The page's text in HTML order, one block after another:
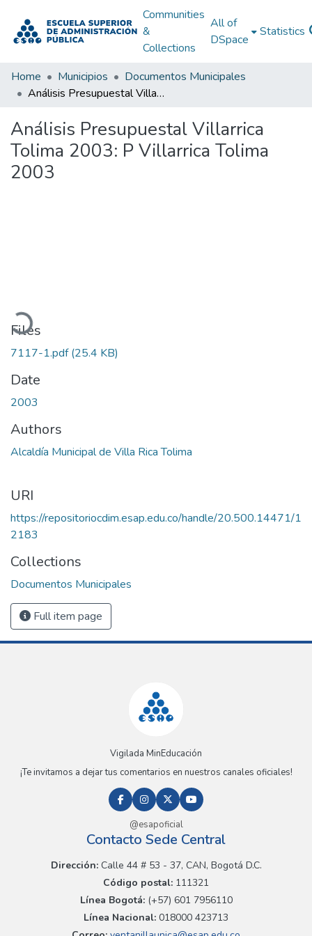
Communities
&
Collections
All of
DSpace
Statistics
Home Municipios
Documentos Municipales
Análisis Presupuestal Villarrica Tolima 2003: P Villarrica Tolima 2003
Análisis Presupuestal Villarrica
Tolima 2003: P Villarrica Tolima
2003
Loading...
Files
7117-1.pdf(25.4 KB)
Date
2003
Authors
Alcaldía Municipal de Villa Rica Tolima
URI
https://repositoriocdim.esap.edu.co/handle/20.500.14471/1
2183
Collections
Documentos Municipales
Full item page
Vigilada MinEducación
¡Te invitamos a dejar tus comentarios en nuestros canales oficiales!
@esapoficial
Contacto Sede Central
Dirección:Calle 44 # 53 - 37, CAN, Bogotá D.C.
Código postal: 111321
Línea Bogotá:(+57) 601 7956110
Línea Nacional: 018000 423713